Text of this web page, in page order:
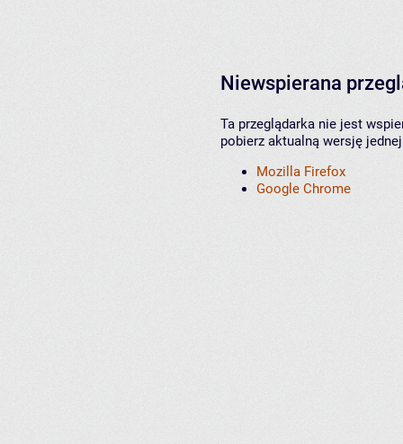
Niewspierana
Ta przeglądarka nie jest
pobierz aktualną wersję
Mozilla Firefox
Google Chrome